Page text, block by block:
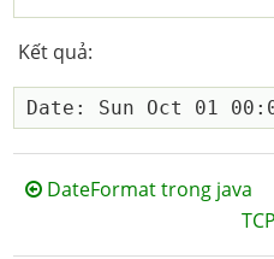
Kết quả:
DateFormat trong java